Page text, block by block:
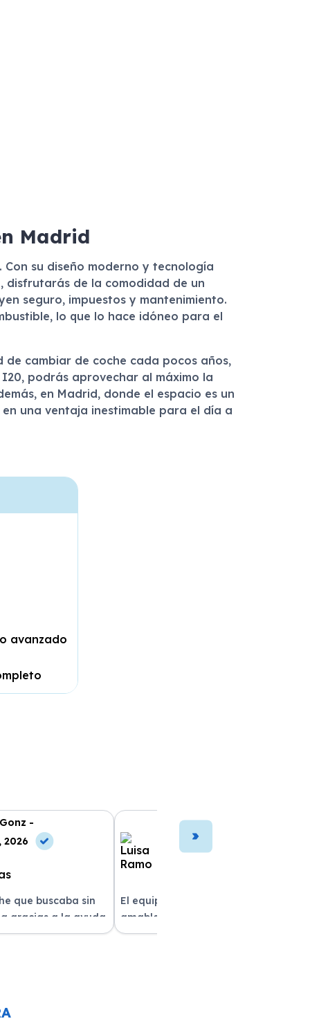
Madrid
Con su diseño moderno y tecnología
disfrutarás de la comodidad de un
seguro, impuestos y mantenimiento.
lo que lo hace idóneo para el
cambiar de coche cada pocos años,
podrás aprovechar al máximo la
en Madrid, donde el espacio es un
una ventaja inestimable para el día a
avanzado
-
2026
que buscaba sin
gracias a la ayuda
al cliente fue
Luisa Ramo -
10 Jun, 2026
El equipo fue muy profesional y
amable durante todo el proceso. La
entrega del vehículo fue rapidísima